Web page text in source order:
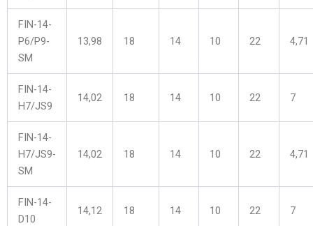
FIN-14-
P6/P9-
SM
13,98 18 14 10 22 4,71
FIN-14-
H7/JS9
14,02 18 14 10 22 7
FIN-14-
H7/JS9-
SM
14,02 18 14 10 22 4,71
FIN-14-
D10
14,12 18 14 10 22 7